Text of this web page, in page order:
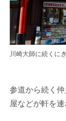
川崎大師に続くに
参道から続く
屋などが軒を